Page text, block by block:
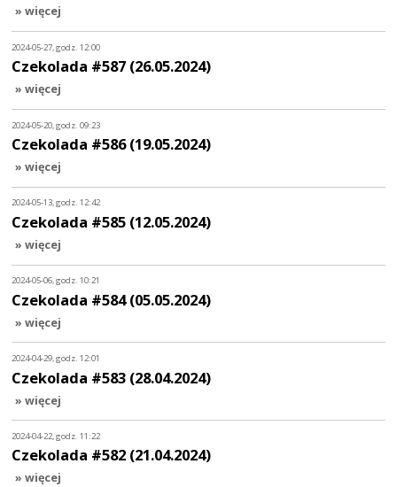
» więcej
2024-05-27, godz. 12:00
Czekolada #587 (26.05.2024)
» więcej
2024-05-20, godz. 09:23
Czekolada #586 (19.05.2024)
» więcej
2024-05-13, godz. 12:42
Czekolada #585 (12.05.2024)
» więcej
2024-05-06, godz. 10:21
Czekolada #584 (05.05.2024)
» więcej
2024-04-29, godz. 12:01
Czekolada #583 (28.04.2024)
» więcej
2024-04-22, godz. 11:22
Czekolada #582 (21.04.2024)
» więcej